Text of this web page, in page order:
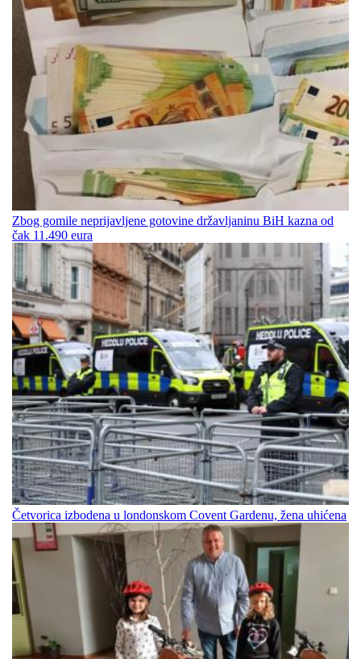
Zbog gomile neprijavljene gotovine državljaninu BiH kazna od
čak 11.490 eura
Četvorica izbodena u londonskom Covent Gardenu, žena uhićena